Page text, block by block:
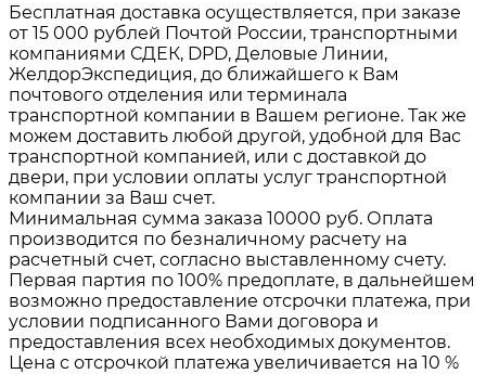
Бесплатная доставка осуществляется, при заказе
от 15 000 рублей Почтой России, транспортными
компаниями СДЕК, DPD, Деловые Линии,
ЖелдорЭкспедиция, до ближайшего к Вам
почтового отделения или терминала
транспортной компании в Вашем регионе. Так же
можем доставить любой другой, удобной для Вас
транспортной компанией, или с доставкой до
двери, при условии оплаты услуг транспортной
компании за Ваш счет.
Минимальная сумма заказа 10000 руб. Оплата
производится по безналичному расчету на
расчетный счет, согласно выставленному счету.
Первая партия по 100% предоплате, в дальнейшем
возможно предоставление отсрочки платежа, при
условии подписанного Вами договора и
предоставления всех необходимых документов.
Цена с отсрочкой платежа увеличивается на 10 %